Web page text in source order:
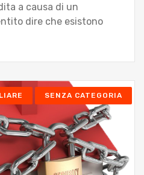
a causa di un
dire che esistono
SENZA CATEGORIA